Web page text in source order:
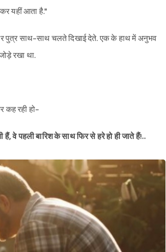
यहीं आता है."
पुत्र साथ-साथ चलते दिखाई देते. एक के हाथ में अनुभव
रखा था.
कह रही हो-
वे पहली बारिश के साथ फिर से हरे हो ही जाते हैं!..